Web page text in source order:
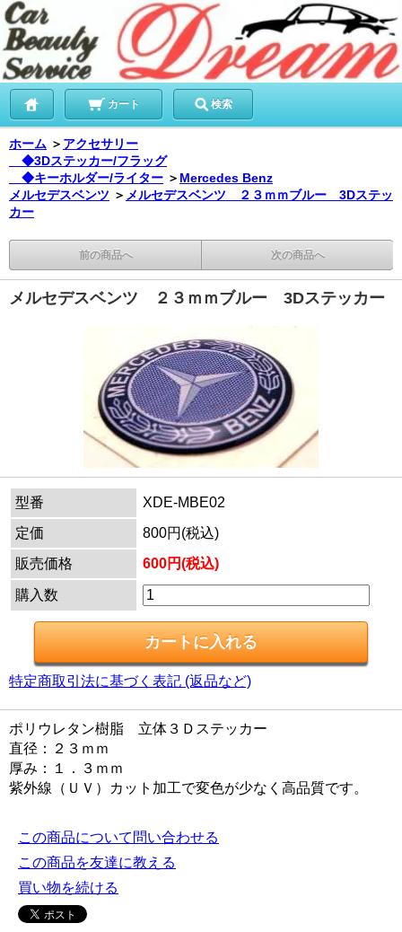
カート 検索
ホーム ＞ アクセサリー
◆3Dステッカー/フラッグ
◆キーホルダー/ライター ＞ Mercedes Benz
メルセデスベンツ ＞ メルセデスベンツ ２３ｍｍブルー 3Dステッ
カー
前の商品へ 次の商品へ
メルセデスベンツ ２３ｍｍブルー 3Dステッカー
型番
XDE-MBE02
定価
800円(税込)
販売価格
600円(税込)
購入数
特定商取引法に基づく表記 (返品など)
ポリウレタン樹脂 立体３Ｄステッカー
直径：２３ｍｍ
厚み：１．３ｍｍ
紫外線（ＵＶ）カット加工で変色が少なく高品質です。
この商品について問い合わせる
この商品を友達に教える
買い物を続ける